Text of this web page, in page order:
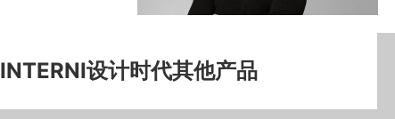
INTERNI设计时代其他产品